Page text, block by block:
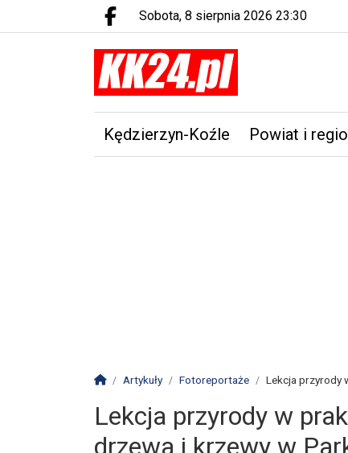
Facebook.com
sobota, 8 sierpnia 2026 23:30
Kędzierzyn-Koźle Powiat i
Strona główna
Artykuły Fotoreportaże Lekcja przyrody
Lekcja przyrody w
drzewa i krzewy w